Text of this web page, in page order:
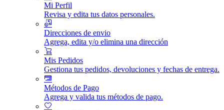
Mi Perfil
Revisa y edita tus datos personales.
Direcciones de envio
Agrega, edita y/o elimina una dirección
Mis Pedidos
Gestiona tus pedidos, devoluciones y fechas de entrega.
Métodos de Pago
Agrega y valida tus métodos de pago.